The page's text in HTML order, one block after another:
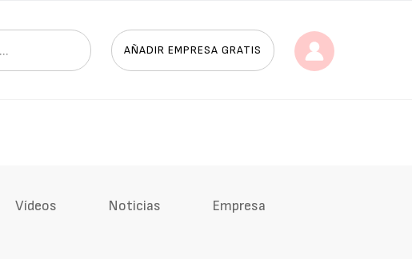
AÑADIR EMPRESA GRATIS
Vídeos Noticias Empresa